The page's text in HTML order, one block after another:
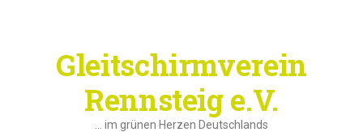
Gleitschirmverein
Rennsteig e.V.
… im grünen Herzen Deutschlands